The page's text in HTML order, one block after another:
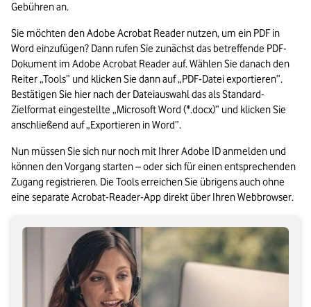
Gebühren an.
Sie möchten den Adobe Acrobat Reader nutzen, um ein PDF in
Word einzufügen? Dann rufen Sie zunächst das betreffende PDF-
Dokument im Adobe Acrobat Reader auf. Wählen Sie danach den
Reiter „Tools” und klicken Sie dann auf „PDF-Datei exportieren”.
Bestätigen Sie hier nach der Dateiauswahl das als Standard-
Zielformat eingestellte „Microsoft Word (*.docx)” und klicken Sie
anschließend auf „Exportieren in Word”.
Nun müssen Sie sich nur noch mit Ihrer Adobe ID anmelden und
können den Vorgang starten – oder sich für einen entsprechenden
Zugang registrieren. Die Tools erreichen Sie übrigens auch ohne
eine separate Acrobat-Reader-App direkt über Ihren Webbrowser.